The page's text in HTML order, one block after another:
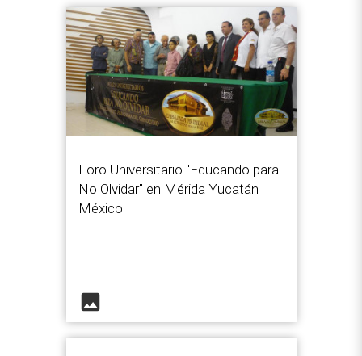
Foro Universitario "Educando para
No Olvidar" en Mérida Yucatán
México
image